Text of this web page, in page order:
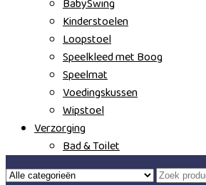
BabySwing
Kinderstoelen
Loopstoel
Speelkleed met Boog
Speelmat
Voedingskussen
Wipstoel
Verzorging
Bad & Toilet
Zoeken